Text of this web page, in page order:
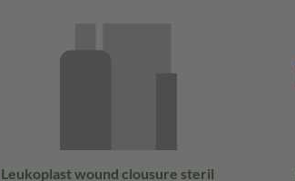
Leukoplast wound clousure steril